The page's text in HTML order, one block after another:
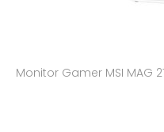
Monitor Gamer MSI MAG